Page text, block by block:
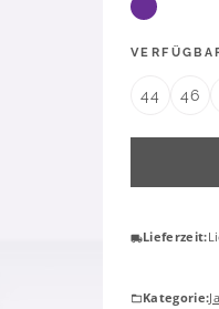
44 46
Lieferzeit:
Kategorie: